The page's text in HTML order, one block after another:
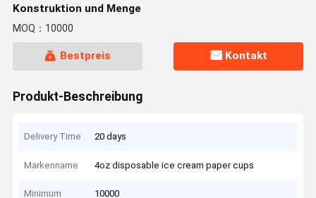
Konstruktion und Menge
MOQ：10000
Bestpreis Kontakt
Produkt-Beschreibung
Delivery Time 20 days
Markenname 4oz disposable ice cream paper cups
Minimum
10000